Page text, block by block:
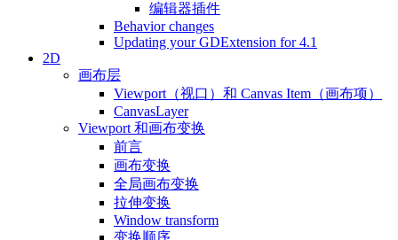
编辑器插件
Behavior changes
Updating your GDExtension for 4.1
2D
画布层
Viewport（视口）和 Canvas Item（画布项）
CanvasLayer
Viewport 和画布变换
前言
画布变换
全局画布变换
拉伸变换
Window transform
变换顺序